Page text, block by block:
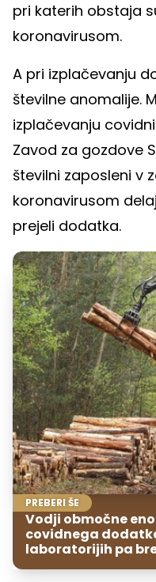
pri katerih obstaja
koronavirusom.
A pri izplačevanju
številne anomalije.
izplačevanju
Zavod za gozdove
številni zaposleni v
koronavirusom
prejeli dodatka.
PREBERI ŠE
Vodji območne
covidnega
laboratorijih pa